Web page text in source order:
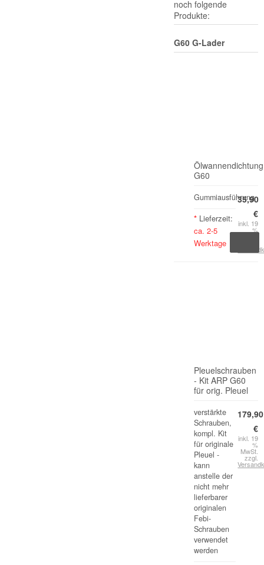
noch folgende
Produkte:
G60 G-Lader
Ölwannendichtung
G60
Gummiausführung
* Lieferzeit:
ca. 2-5
Werktage
35,90
€
inkl. 19
%
Pleuelschrauben
- Kit ARP G60
für orig. Pleuel
verstärkte
Schrauben,
kompl. Kit
für originale
Pleuel -
kann
anstelle der
nicht mehr
lieferbarer
originalen
Febi-
Schrauben
verwendet
werden
179,90
€
inkl. 19
%
MwSt.
zzgl.